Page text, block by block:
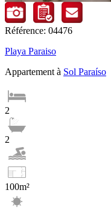
Référence: 04476
Playa Paraiso
Appartement à Sol Paraíso
2
2
100m²